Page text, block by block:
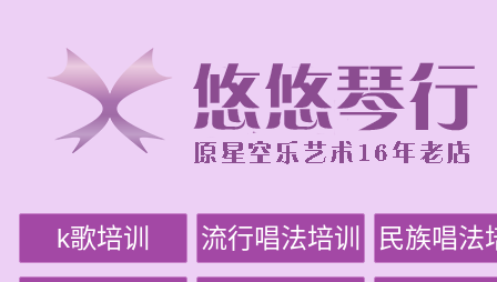
k歌培训 流行唱法培训 民族唱法